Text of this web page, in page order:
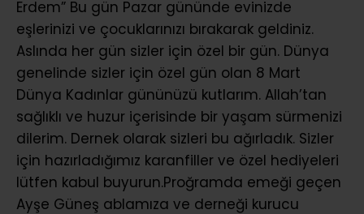
Erdem” Bu gün Pazar gününde evinizde
eşlerinizi ve çocuklarınızı bırakarak geldiniz.
Aslında her gün sizler için özel bir gün. Dünya
genelinde sizler için özel gün olan 8 Mart
Dünya Kadınlar gününüzü kutlarım. Allah’tan
sağlıklı ve huzur içerisinde bir yaşam sürmenizi
dilerim. Dernek olarak sizleri bu ağırladık. Sizler
için hazırladığımız karanfiller ve özel hediyeleri
lütfen kabul buyurun.Proğramda emeği geçen
Ayşe Güneş ablamıza ve derneği kurucu